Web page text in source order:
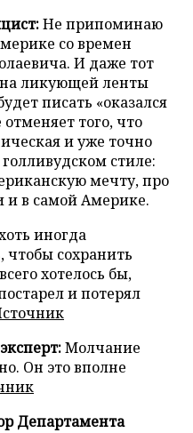
Не припоминаю
со времен
И даже тот
ликующей ленты
писать «оказался
того, что
и уже точно
стиле:
мечту, про
и в самой Америке.
иногда
чтобы сохранить
хотелось бы,
и потерял
Молчание
Он это вполне
Департамента